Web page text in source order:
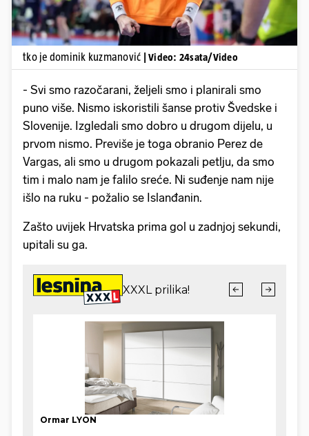
tko je dominik kuzmanović | Video: 24sata/Video
- Svi smo razočarani, željeli smo i planirali smo
puno više. Nismo iskoristili šanse protiv Švedske i
Slovenije. Izgledali smo dobro u drugom dijelu, u
prvom nismo. Previše je toga obranio Perez de
Vargas, ali smo u drugom pokazali petlju, da smo
tim i malo nam je falilo sreće. Ni suđenje nam nije
išlo na ruku - požalio se Islanđanin.
Zašto uvijek Hrvatska prima gol u zadnjoj sekundi,
upitali su ga.